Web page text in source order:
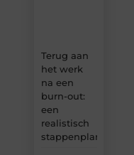
Terug aan
het werk
na een
burn-out:
een
realistisch
stappenplan